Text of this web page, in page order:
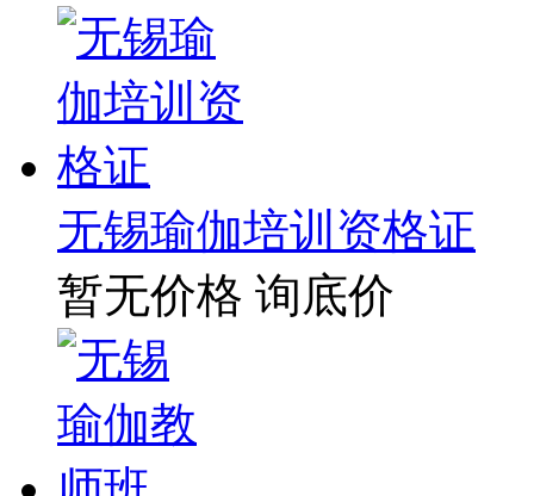
无锡瑜伽培训资格证
暂无价格 询底价